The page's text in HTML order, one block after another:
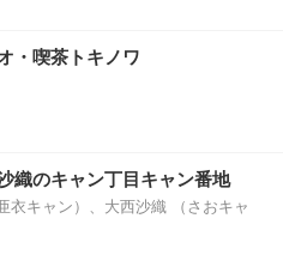
・喫茶トキノワ
織のキャン丁目キャン番地
衣キャン）、大西沙織 （さおキャ